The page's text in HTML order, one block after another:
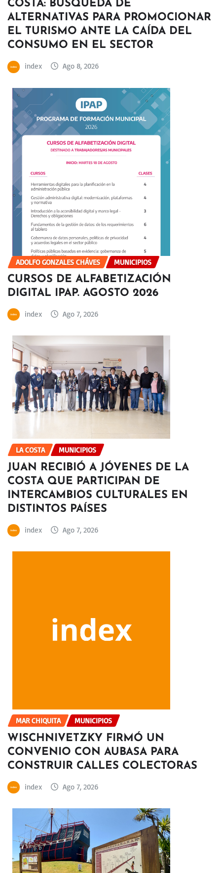
COSTA: BÚSQUEDA DE
ALTERNATIVAS PARA PROMOCIONAR
EL TURISMO ANTE LA CAÍDA DEL
CONSUMO EN EL SECTOR
index Ago 8, 2026
ADOLFO GONZALES CHÁVES MUNICIPIOS
CURSOS DE ALFABETIZACIÓN
DIGITAL IPAP. AGOSTO 2026
index Ago 7, 2026
LA COSTA MUNICIPIOS
JUAN RECIBIÓ A JÓVENES DE LA
COSTA QUE PARTICIPAN DE
INTERCAMBIOS CULTURALES EN
DISTINTOS PAÍSES
index Ago 7, 2026
MAR CHIQUITA MUNICIPIOS
WISCHNIVETZKY FIRMÓ UN
CONVENIO CON AUBASA PARA
CONSTRUIR CALLES COLECTORAS
index Ago 7, 2026